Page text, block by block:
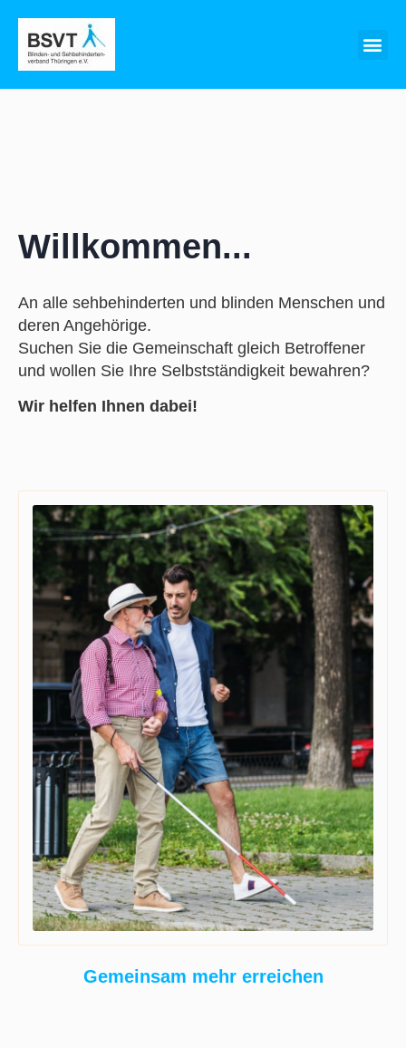
Willkommen...
An alle sehbehinderten und blinden Menschen und
deren Angehörige.
Suchen Sie die Gemeinschaft gleich Betroffener
und wollen Sie Ihre Selbstständigkeit bewahren?
Wir helfen Ihnen dabei!
Gemeinsam mehr erreichen